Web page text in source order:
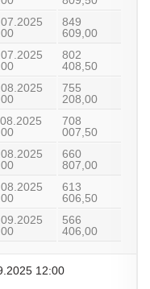
849
609,00
802
408,50
755
208,00
708
007,50
660
807,00
613
606,50
566
406,00
12:00